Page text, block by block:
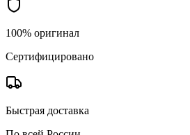
100% оригинал
Сертифицировано
Быстрая доставка